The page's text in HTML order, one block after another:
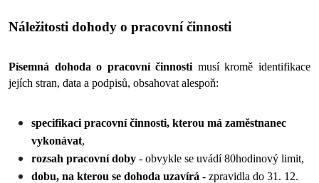
Náležitosti dohody o pracovní činnosti
Písemná dohoda o pracovní činnosti musí kromě identifikace
jejích stran, data a podpisů, obsahovat alespoň:
specifikaci pracovní činnosti, kterou má zaměstnanec
vykonávat,
rozsah pracovní doby - obvykle se uvádí 80hodinový limit,
dobu, na kterou se dohoda uzavírá - zpravidla do 31. 12.